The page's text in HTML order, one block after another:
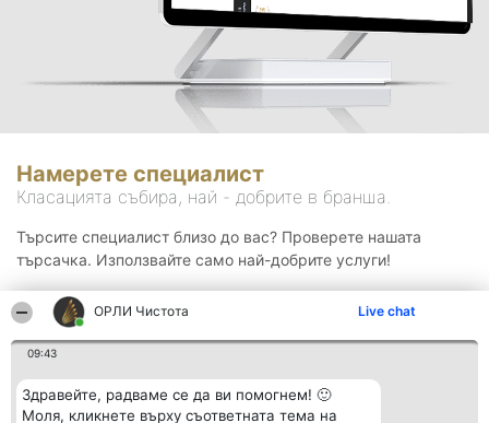
ОРЛИ Чистота Live chat
09:43
Здравейте, радваме се да ви помогнем! 🙂
Моля, кликнете върху съответната тема на
Намерете специалист
Класацията събира, най - добрите в бранша.
Търсите специалист близо до вас? Проверете нашата
търсачка. Използвайте само най-добрите услуги!